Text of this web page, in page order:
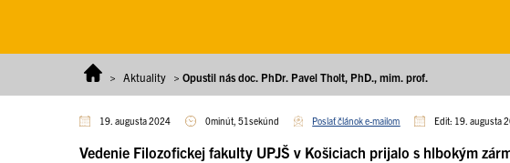
> Aktuality > Opustil nás doc. PhDr. Pavel Tholt, PhD., mim. prof.
19. augusta 2024 0minút, 51sekúnd Poslať článok e-mailom Edit: 19. augusta
Vedenie Filozofickej fakulty UPJŠ v Košiciach prijalo s hlbokým